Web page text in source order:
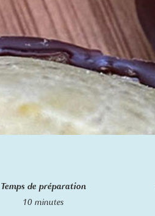
Temps de préparation
10 minutes